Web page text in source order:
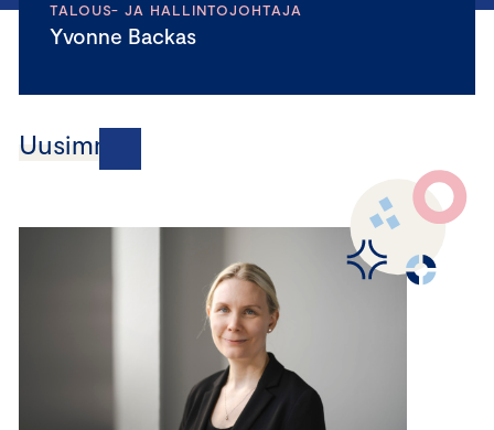
TALOUS- JA HALLINTOJOHTAJA
Yvonne Backas
Uusimmat